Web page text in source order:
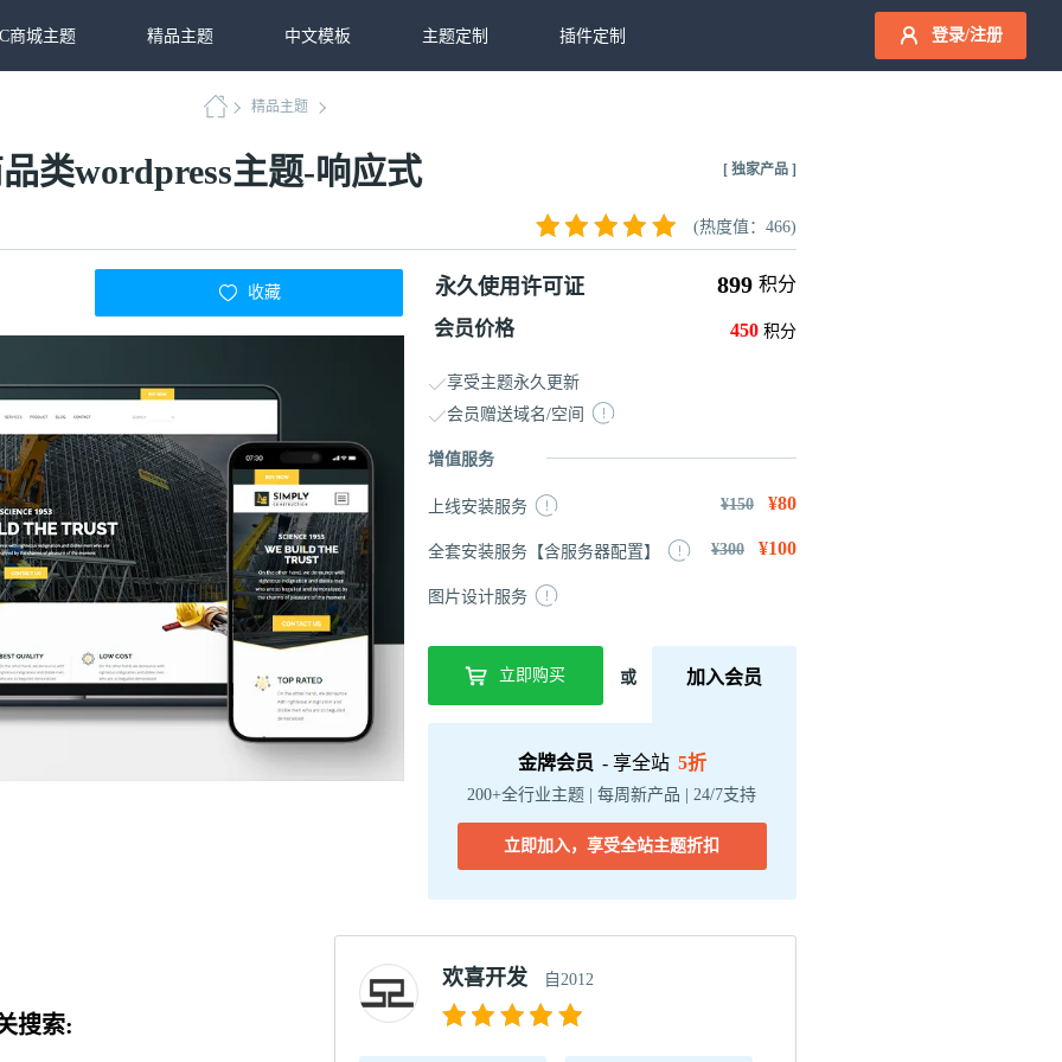
商城主题 精品主题 中文模板 主题定制 插件定制 登录/注册
精品主题
类wordpress主题-响应式 [ 独家产品 ]
(热度值：466)
收藏 永久使用许可证 899 积分
会员价格 450 积分
享受主题永久更新
会员赠送域名/空间
增值服务
上线安装服务 ¥150 ¥80
全套安装服务【含服务器配置】 ¥300 ¥100
图片设计服务
立即购买 或 加入会员
金牌会员 - 享全站 5折
200+全行业主题 | 每周新产品 | 24/7支持
立即加入，享受全站主题折扣
搜索:
欢喜开发 自2012